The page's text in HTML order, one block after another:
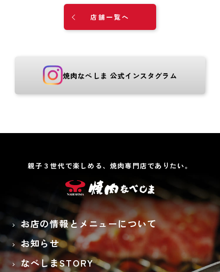
店舗一覧へ
焼肉なべしま 公式インスタグラム
親子３世代で楽しめる、焼肉専門店でありたい。
お店の情報とメニューについて
お知らせ
なべしまSTORY